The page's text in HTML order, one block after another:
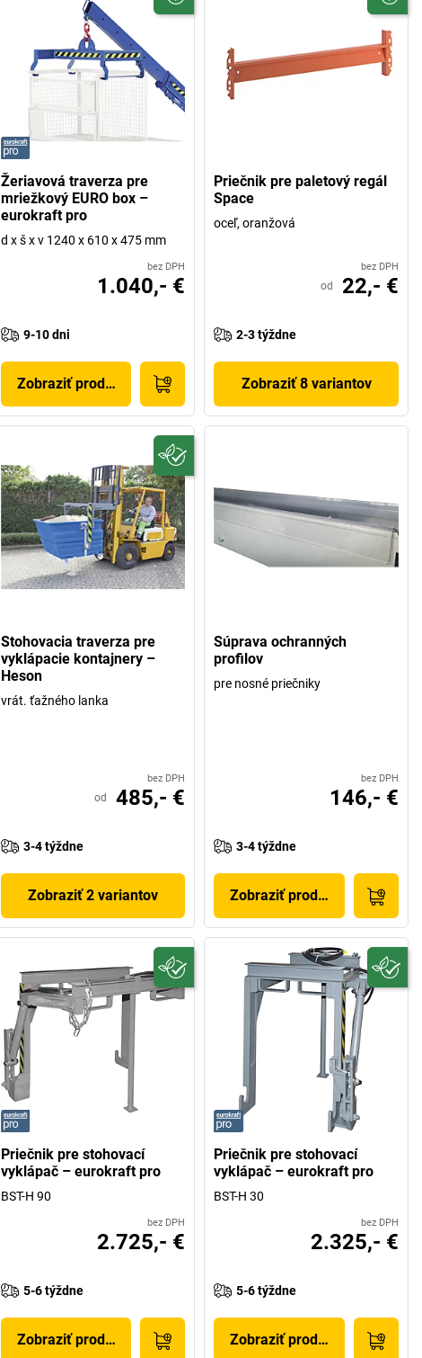
Žeriavová traverza pre
mriežkový EURO box –
eurokraft pro
d x š x v 1240 x 610 x 475 mm
bez DPH
1.040,- €
9-10 dni
Zobraziť produkt
Priečnik pre paletový regál
Space
oceľ, oranžová
bez DPH
od 22,- €
2-3 týždne
Zobraziť 8 variantov
Stohovacia traverza pre
vyklápacie kontajnery –
Heson
vrát. ťažného lanka
bez DPH
od 485,- €
3-4 týždne
Zobraziť 2 variantov
Súprava ochranných
profilov
pre nosné priečniky
bez DPH
146,- €
3-4 týždne
Zobraziť produkt
Priečnik pre stohovací
vyklápač – eurokraft pro
BST-H 90
bez DPH
2.725,- €
5-6 týždne
Zobraziť produkt
Priečnik pre stohovací
vyklápač – eurokraft pro
BST-H 30
bez DPH
2.325,- €
5-6 týždne
Zobraziť produkt